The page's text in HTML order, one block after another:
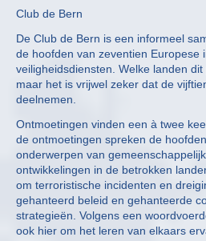
Club de Bern
De Club de Bern is een informeel
de hoofden van zeventien Europese
veiligheidsdiensten. Welke landen dit
maar het is vrijwel zeker dat de
deelnemen.
Ontmoetingen vinden een à twee
de ontmoetingen spreken de
onderwerpen van
ontwikkelingen in de betrokken
om terroristische incidenten en
gehanteerd beleid en gehanteerde
strategieën. Volgens een
ook hier om het leren van elkaars